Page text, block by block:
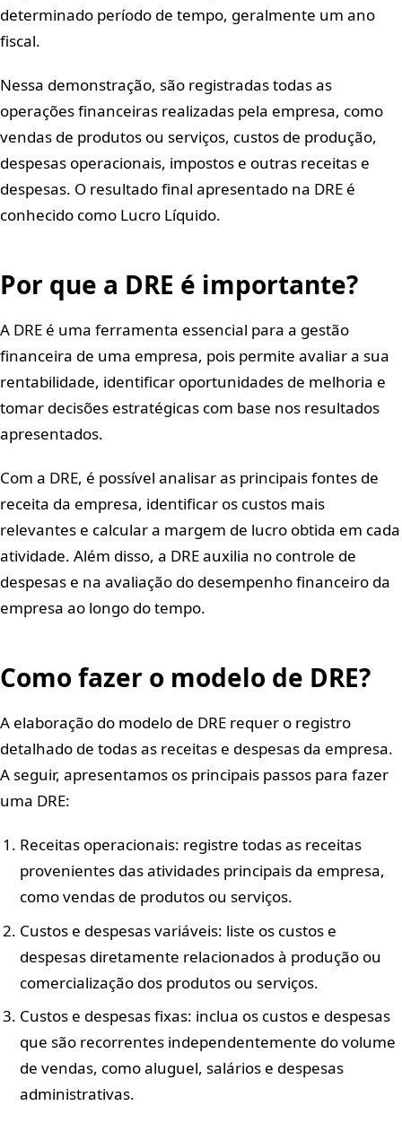
determinado período de tempo, geralmente um ano
fiscal.
Nessa demonstração, são registradas todas as
operações financeiras realizadas pela empresa, como
vendas de produtos ou serviços, custos de produção,
despesas operacionais, impostos e outras receitas e
despesas. O resultado final apresentado na DRE é
conhecido como Lucro Líquido.
Por que a DRE é importante?
A DRE é uma ferramenta essencial para a gestão
financeira de uma empresa, pois permite avaliar a sua
rentabilidade, identificar oportunidades de melhoria e
tomar decisões estratégicas com base nos resultados
apresentados.
Com a DRE, é possível analisar as principais fontes de
receita da empresa, identificar os custos mais
relevantes e calcular a margem de lucro obtida em cada
atividade. Além disso, a DRE auxilia no controle de
despesas e na avaliação do desempenho financeiro da
empresa ao longo do tempo.
Como fazer o modelo de DRE?
A elaboração do modelo de DRE requer o registro
detalhado de todas as receitas e despesas da empresa.
A seguir, apresentamos os principais passos para fazer
uma DRE:
Receitas operacionais: registre todas as receitas
provenientes das atividades principais da empresa,
como vendas de produtos ou serviços.
Custos e despesas variáveis: liste os custos e
despesas diretamente relacionados à produção ou
comercialização dos produtos ou serviços.
Custos e despesas fixas: inclua os custos e despesas
que são recorrentes independentemente do volume
de vendas, como aluguel, salários e despesas
administrativas.